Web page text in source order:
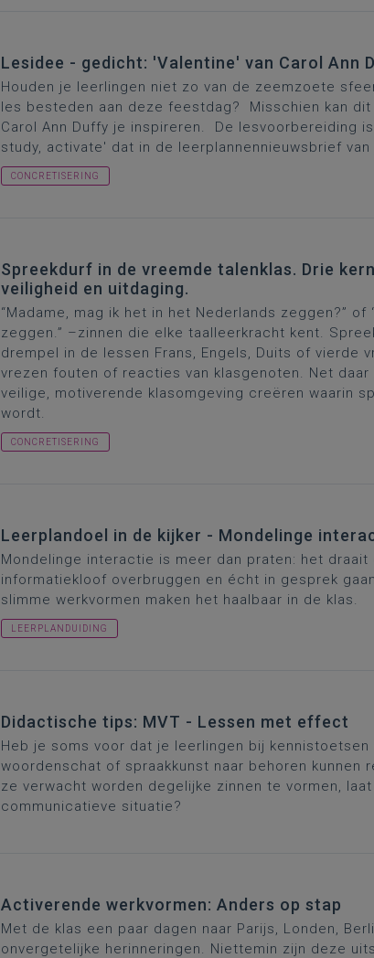
Lesidee - gedicht: 'Valentine' van Carol Ann
Houden je leerlingen niet zo van de zeemzoete
les besteden aan deze feestdag? Misschien kan
Carol Ann Duffy je inspireren. De lesvoorbereiding
study, activate' dat in de leerplannennieuwsbrief
CONCRETISERING
Spreekdurf in de vreemde talenklas. Drie
veiligheid en uitdaging.
“Madame, mag ik het in het Nederlands zeggen?”
zeggen.” –zinnen die elke taalleerkracht kent.
drempel in de lessen Frans, Engels, Duits of vierde
vrezen fouten of reacties van klasgenoten. Net
veilige, motiverende klasomgeving creëren waarin
wordt.
CONCRETISERING
Leerplandoel in de kijker - Mondelinge
Mondelinge interactie is meer dan praten: het
informatiekloof overbruggen en écht in gesprek
slimme werkvormen maken het haalbaar in de klas.
LEERPLANDUIDING
Didactische tips: MVT - Lessen met effect
Heb je soms voor dat je leerlingen bij
woordenschat of spraakkunst naar behoren kunnen
ze verwacht worden degelijke zinnen te vormen,
communicatieve situatie?
Activerende werkvormen: Anders op stap
Met de klas een paar dagen naar Parijs, Londen,
onvergetelijke herinneringen. Niettemin zijn deze